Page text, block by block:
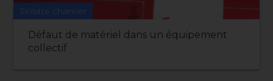
Sinistre chantier
Défaut de matériel dans un équipement
collectif